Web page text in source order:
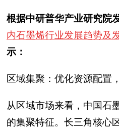
根据中研普华产业研究院
内石墨烯行业发展趋势及
示：
区域集聚：优化资源配置
从区域市场来看，中国石
的集聚特征。长三角核心